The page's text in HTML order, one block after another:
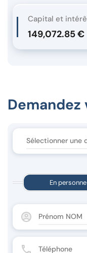
Capital et
149,072.85 €
En personne